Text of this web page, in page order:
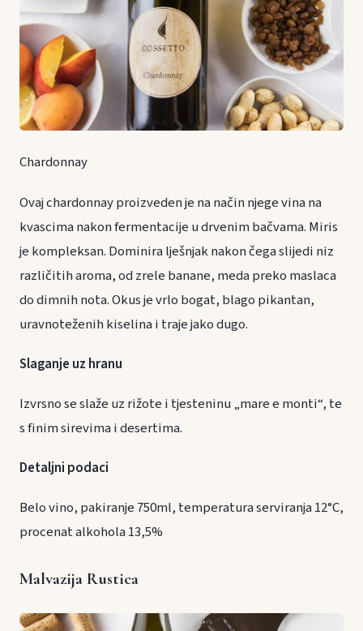
Chardonnay
Ovaj chardonnay proizveden je na način njege vina na
kvascima nakon fermentacije u drvenim bačvama. Miris
je kompleksan. Dominira lješnjak nakon čega slijedi niz
različitih aroma, od zrele banane, meda preko maslaca
do dimnih nota. Okus je vrlo bogat, blago pikantan,
uravnoteženih kiselina i traje jako dugo.
Slaganje uz hranu
Izvrsno se slaže uz rižote i tjesteninu „mare e monti“, te
s finim sirevima i desertima.
Detaljni podaci
Belo vino, pakiranje 750ml, temperatura serviranja 12°C,
procenat alkohola 13,5%
Malvazija Rustica